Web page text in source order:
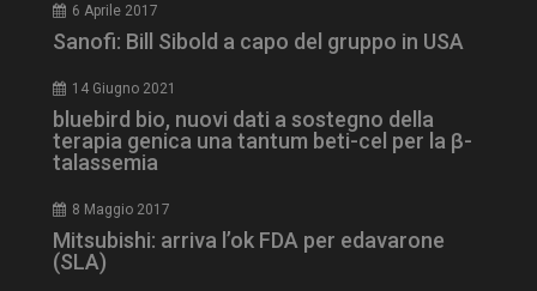
6 Aprile 2017
Sanofi: Bill Sibold a capo del gruppo in USA
14 Giugno 2021
bluebird bio, nuovi dati a sostegno della
terapia genica una tantum beti-cel per la β-
talassemia
8 Maggio 2017
Mitsubishi: arriva l’ok FDA per edavarone
(SLA)
PHPSESSID
PHP.net